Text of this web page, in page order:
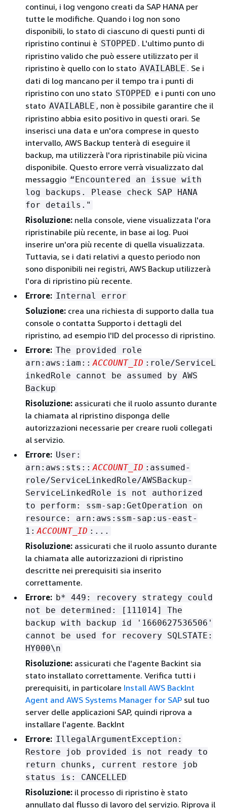
continui, i log vengono creati da SAP HANA per
tutte le modifiche. Quando i log non sono
disponibili, lo stato di ciascuno di questi punti di
ripristino continui è STOPPED . L'ultimo punto di
ripristino valido che può essere utilizzato per il
ripristino è quello con lo stato AVAILABLE . Se i
dati di log mancano per il tempo tra i punti di
ripristino con uno stato STOPPED e i punti con uno
stato AVAILABLE , non è possibile garantire che il
ripristino abbia esito positivo in questi orari. Se
inserisci una data e un'ora comprese in questo
intervallo, AWS Backup tenterà di eseguire il
backup, ma utilizzerà l'ora ripristinabile più vicina
disponibile. Questo errore verrà visualizzato dal
messaggio “Encountered an issue with
log backups. Please check SAP HANA
for details."
Risoluzione: nella console, viene visualizzata l'ora
ripristinabile più recente, in base ai log. Puoi
inserire un'ora più recente di quella visualizzata.
Tuttavia, se i dati relativi a questo periodo non
sono disponibili nei registri, AWS Backup utilizzerà
l'ora di ripristino più recente.
Errore: Internal error
Soluzione: crea una richiesta di supporto dalla tua
console o contatta Supporto i dettagli del
ripristino, ad esempio l'ID del processo di ripristino.
Errore: The provided role
arn:aws:iam:: ACCOUNT_ID :role/ServiceL
inkedRole cannot be assumed by AWS
Backup
Risoluzione: assicurati che il ruolo assunto durante
la chiamata al ripristino disponga delle
autorizzazioni necessarie per creare ruoli collegati
al servizio.
Errore: User:
arn:aws:sts:: ACCOUNT_ID :assumed-
role/ServiceLinkedRole/AWSBackup-
ServiceLinkedRole is not authorized
to perform: ssm-sap:GetOperation on
resource: arn:aws:ssm-sap:us-east-
1: ACCOUNT_ID :...
Risoluzione: assicurati che il ruolo assunto durante
la chiamata alle autorizzazioni di ripristino
descritte nei prerequisiti sia inserito
correttamente.
Errore: b* 449: recovery strategy could
not be determined: [111014] The
backup with backup id '1660627536506'
cannot be used for recovery SQLSTATE:
HY000\n
Risoluzione: assicurati che l'agente Backint sia
stato installato correttamente. Verifica tutti i
prerequisiti, in particolare Install AWS BackInt
Agent and AWS Systems Manager for SAP sul tuo
server delle applicazioni SAP, quindi riprova a
installare l'agente. BackInt
Errore: IllegalArgumentException:
Restore job provided is not ready to
return chunks, current restore job
status is: CANCELLED
Risoluzione: il processo di ripristino è stato
annullato dal flusso di lavoro del servizio. Riprova il